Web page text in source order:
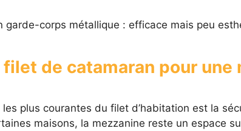
garde-corps métallique : efficace mais peu
de catamaran pour une
les plus courantes du filet d’habitation est la
maisons, la mezzanine reste un espace